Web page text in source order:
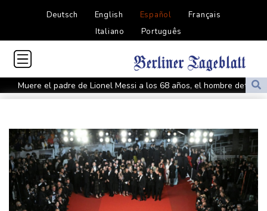
Deutsch English Español
Français
Italiano
Português
Muere el padre de Lionel Messi a los 68 años, el hombre detrás
del ídolo mundial
tiroteo en escuela tailandesa
París obliga a usuarios de patinetas eléctricas a llevar casco
ante aumento de lesiones
Muere el padre de Lionel Messi a los 68 años
Apple y OpenAI escalan su batalla legal por robo de secretos